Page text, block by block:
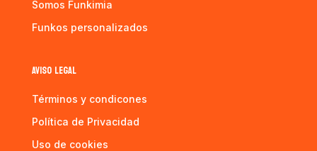
Somos Funkimia
Funkos personalizados
AVISO LEGAL
Términos y condicones
Política de Privacidad
Uso de cookies